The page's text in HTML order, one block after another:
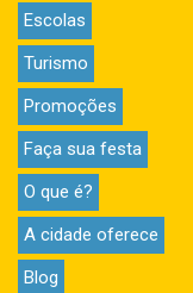
Escolas
Turismo
Promoções
Faça sua festa
O que é?
A cidade oferece
Blog